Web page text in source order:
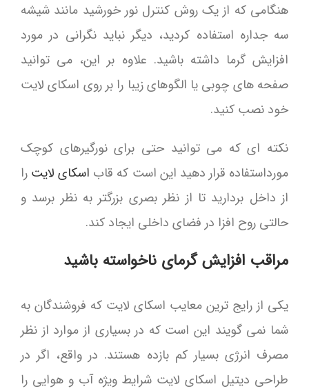
هنگامی که از یک روش کنترل نور خورشید مانند شیشه
سه جداره استفاده کردید، دیگر نباید نگرانی در مورد
افزایش گرما داشته باشید. علاوه بر این، می توانید
صفحه های چوبی یا الگوهای زیبا را بر روی اسکای لایت
خود نصب کنید.
نکته ای که می توانید حتی برای نورگیرهای کوچک
مورداستفاده قرار دهید این است که قاب اسکای لایت را
از داخل بردارید تا از نظر بصری بزرگتر به نظر برسد و
حالتی روح افزا در فضای داخلی ایجاد کند.
مراقب افزایش گرمای ناخواسته باشید
یکی از رایج ترین معایب اسکای لایت که فروشندگان به
شما نمی گویند این است که در بسیاری از موارد از نظر
مصرف انرژی بسیار کم بازده هستند. در واقع، اگر در
طراحی دیتیل اسکای لایت شرایط ویژه آب و هوایی را